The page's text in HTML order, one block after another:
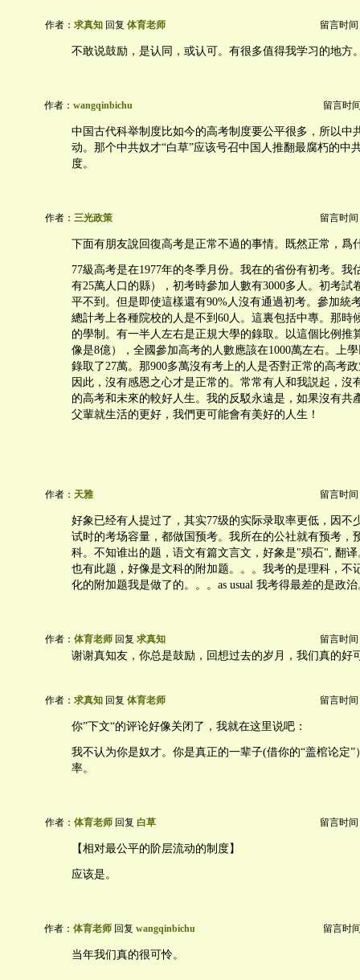
作者： 求真知 回复 体育老师 留言时间
不敢说鼓励，是认同，或认可。有很多值得我学习的地方
作者： wangqinbichu 留言时
中国古代科举制度比如今的高考制度要公平很多，所以中
动。那个中共奴才“白草”应该号召中国人推翻最腐朽的中
度。
作者： 三光政策 留言时间
下面有朋友說回復高考是正常不過的事情。既然正常，爲
77級高考是在1977年的冬季月份。我在的省份有初考。我
有25萬人口的縣），初考時參加人數有3000多人。初考試
平不到。但是即使這樣還有90%人沒有通過初考。參加統
總計考上各種院校的人是不到60人。這裏包括中專。那時
的學制。有一半人左右是正規大學的錄取。以這個比例推
像是8億），全國參加高考的人數應該在1000萬左右。上
錄取了27萬。那900多萬沒有考上的人是否對正常的高考
因此，沒有感恩之心才是正常的。常常有人和我説起，沒
的高考和未來的較好人生。我的反駁永遠是，如果沒有共
父輩就生活的更好，我們更可能會有美好的人生！
作者： 天雅 留言时间
好象已经有人提过了，其实77级的实际录取率更低，因不
试时的考场容量，都做国预考。我所在的公社就有预考，
科。不知谁出的题，语文有篇文言文，好象是"殒石", 翻
也有此题，好像是文科的附加题。。。我考的是理科，不
化的附加题我是做了的。。。as usual 我考得最差的是政
作者： 体育老师 回复 求真知 留言时间
谢谢真知友，你总是鼓励，回想过去的岁月，我们真的好
作者： 求真知 回复 体育老师 留言时间
你”下文“的评论好像关闭了，我就在这里说吧：
我不认为你是奴才。你是真正的一辈子(借你的“盖棺论定”
率。
作者： 体育老师 回复 白草 留言时间
【相对最公平的阶层流动的制度】
应该是。
作者： 体育老师 回复 wangqinbichu 留言时
当年我们真的很可怜。